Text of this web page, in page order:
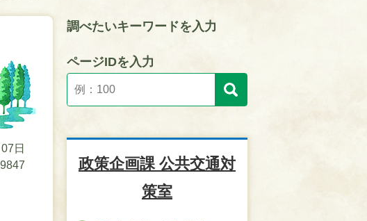
日
9847
調べたいキーワードを入力
ページIDを入力
政策企画課 公共交通対
策室